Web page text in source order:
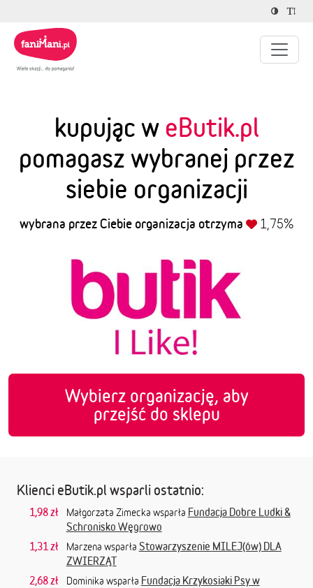
kupując w eButik.pl
pomagasz wybranej przez
siebie organizacji
wybrana przez Ciebie organizacja otrzyma 1,75%
Wybierz organizację, aby
przejść do sklepu
Klienci eButik.pl wsparli ostatnio:
1,98 zł Małgorzata Zimecka wsparła Fundacja Dobre Ludki &
Schronisko Węgrowo
1,31 zł
Marzena wsparła Stowarzyszenie MILEJ(ów) DLA
ZWIERZĄT
2,68 zł
Dominika wsparła Fundacja Krzykosiaki Psy w